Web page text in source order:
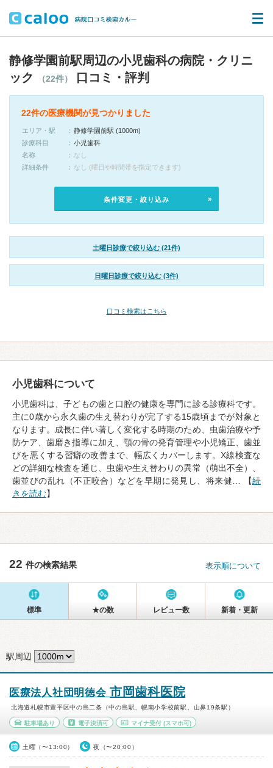
静修学園前駅周辺の小児歯科の病院・クリニ
ック
（22件） 口コミ・評判
22件の医療機関が見つかりました
エリア・駅
静修学園前駅 (1000m)
診療科目
小児歯科
名称
なし
詳細条件
なし (曜日や時間帯を指定できます)
条件変更・絞り込み
土曜日診療で絞り込む (21件)
日曜日診療で絞り込む (3件)
口コミ検索はこちら
小児歯科について
小児歯科は、子どもの歯と口腔の健康を専門に診る診療科です。
主に0歳から永久歯の生え替わりが完了する15歳頃までが対象と
なります。成長に伴い著しく変化する時期のため、虫歯治療や予
防ケア、歯磨き指導に加え、顎の骨の発育管理や小児矯正、歯並
びを悪くする習癖の改善まで、幅広くカバーします。X線検査な
どの詳細な検査を通じ、虫歯や生え替わりの異常（萌出不全）、
歯並びの乱れ（不正咬合）などを早期に発見し、将来健… 【続
きを読む】
22 件の検索結果 表示順について
標準 ★の数 レビュー数 新着・更新
駅周辺
医療法人社団明徳会 市岡歯科医院
北海道札幌市豊平区中の島二条（中の島駅、幌南小学校前駅、山鼻19条駅）
駐車場あり 電子決済可 マイナ受付 (スマホ可)
土曜（〜13:00） 夜（〜20:00）